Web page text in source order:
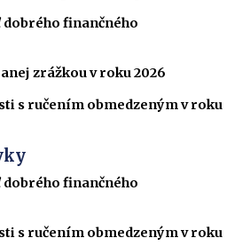
finančného
zrážkou v roku 2026
s ručením obmedzeným v roku
finančného
s ručením obmedzeným v roku